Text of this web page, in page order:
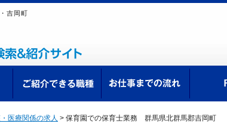
吉岡町
医療関係の求人 > 保育園での保育士業務 群馬県北群馬郡吉岡町